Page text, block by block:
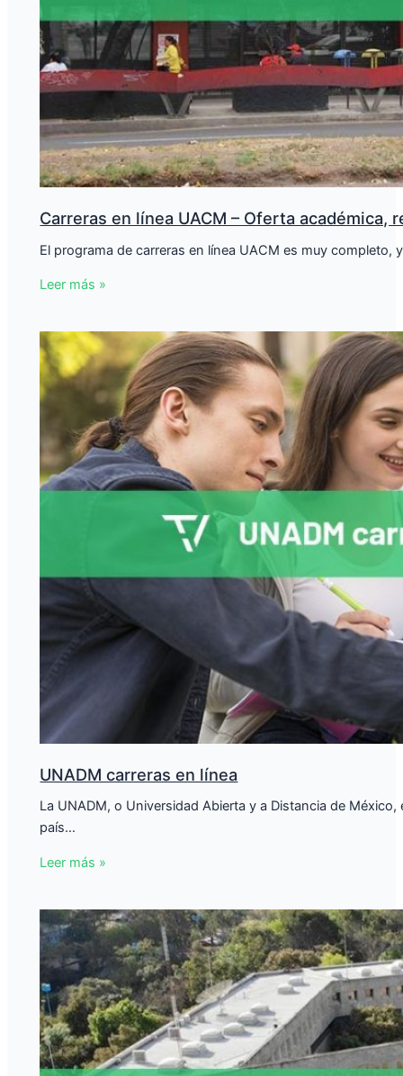
Carreras en línea UACM – Oferta académica,
El programa de carreras en línea UACM es muy
Leer más »
UNADM carreras en línea
La UNADM, o Universidad Abierta y a Distancia de
país…
Leer más »